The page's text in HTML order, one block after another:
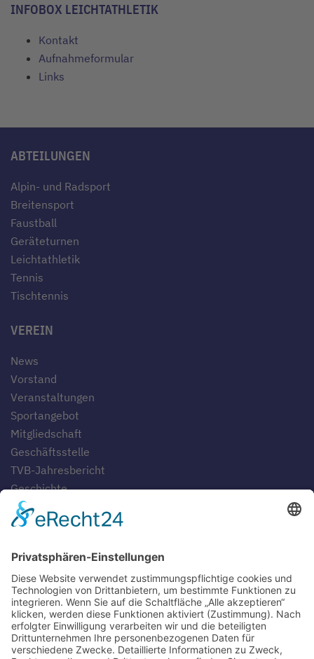
INFOBOX LEICHTATHLETIK
Kontakt
Aufnahmeformular
Links
ABTEILUNGEN
Alpin- und Radsport
Breitensport
Faustball
Geräteturnen
Leichtathletik
Tennis
Tischtennis
VEREIN
News
Vorstand
Veranstaltungen
Sportangebot
Mitgliedschaft
Geschäftsstelle
TVB-Jahresbericht
Geschichte
Gaststätten
Blog
Downloads
Fotogalerien
Links
Anfahrt